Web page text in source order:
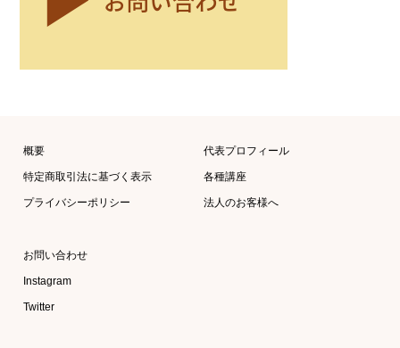
概要
特定商取引法に基づく表示
プライバシーポリシー
代表プロフィール
各種講座
法人のお客様へ
お問い合わせ
Instagram
Twitter